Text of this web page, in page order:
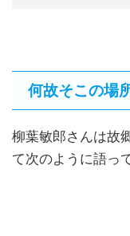
何故そこの場
柳葉敏郎さんは故
て次のように語っ